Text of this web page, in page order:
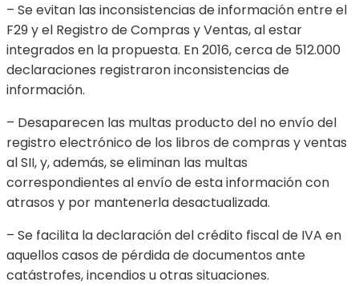
– Se evitan las inconsistencias de información entre el
F29 y el Registro de Compras y Ventas, al estar
integrados en la propuesta. En 2016, cerca de 512.000
declaraciones registraron inconsistencias de
información.
– Desaparecen las multas producto del no envío del
registro electrónico de los libros de compras y ventas
al SII, y, además, se eliminan las multas
correspondientes al envío de esta información con
atrasos y por mantenerla desactualizada.
– Se facilita la declaración del crédito fiscal de IVA en
aquellos casos de pérdida de documentos ante
catástrofes, incendios u otras situaciones.